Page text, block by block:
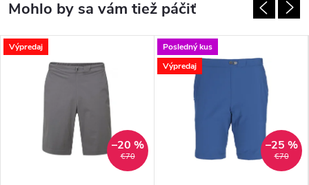
Výpredaj
€70
–20 %
Posledný kus
Výpredaj
€70
–25 %